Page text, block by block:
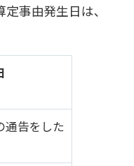
事由発生日は、
通告をした